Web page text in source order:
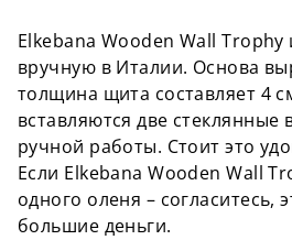
Elkebana Wooden Wall Trophy
вручную в Италии. Основа
толщина щита составляет 4
вставляются две стеклянные
ручной работы. Стоит это
Если Elkebana Wooden Wall
одного оленя – согласитесь,
большие деньги.